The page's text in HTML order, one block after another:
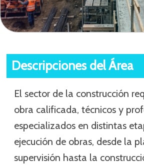
Descripciones del Área
El sector de la construcción
obra calificada, técnicos y
especializados en distintas
ejecución de obras, desde la
supervisión hasta la